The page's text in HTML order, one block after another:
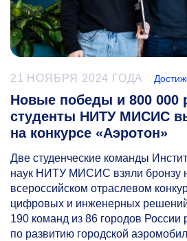
21 НОЯБРЯ 2024 ГОДА
Новые победы и 800 000
студенты НИТУ МИСИС
на конкурсе «Аэротон»
Две студенческие команды
наук НИТУ МИСИС взяли бронзу
всероссийском отраслевом
цифровых и инженерных
190 команд из 86 городов России
по развитию городской